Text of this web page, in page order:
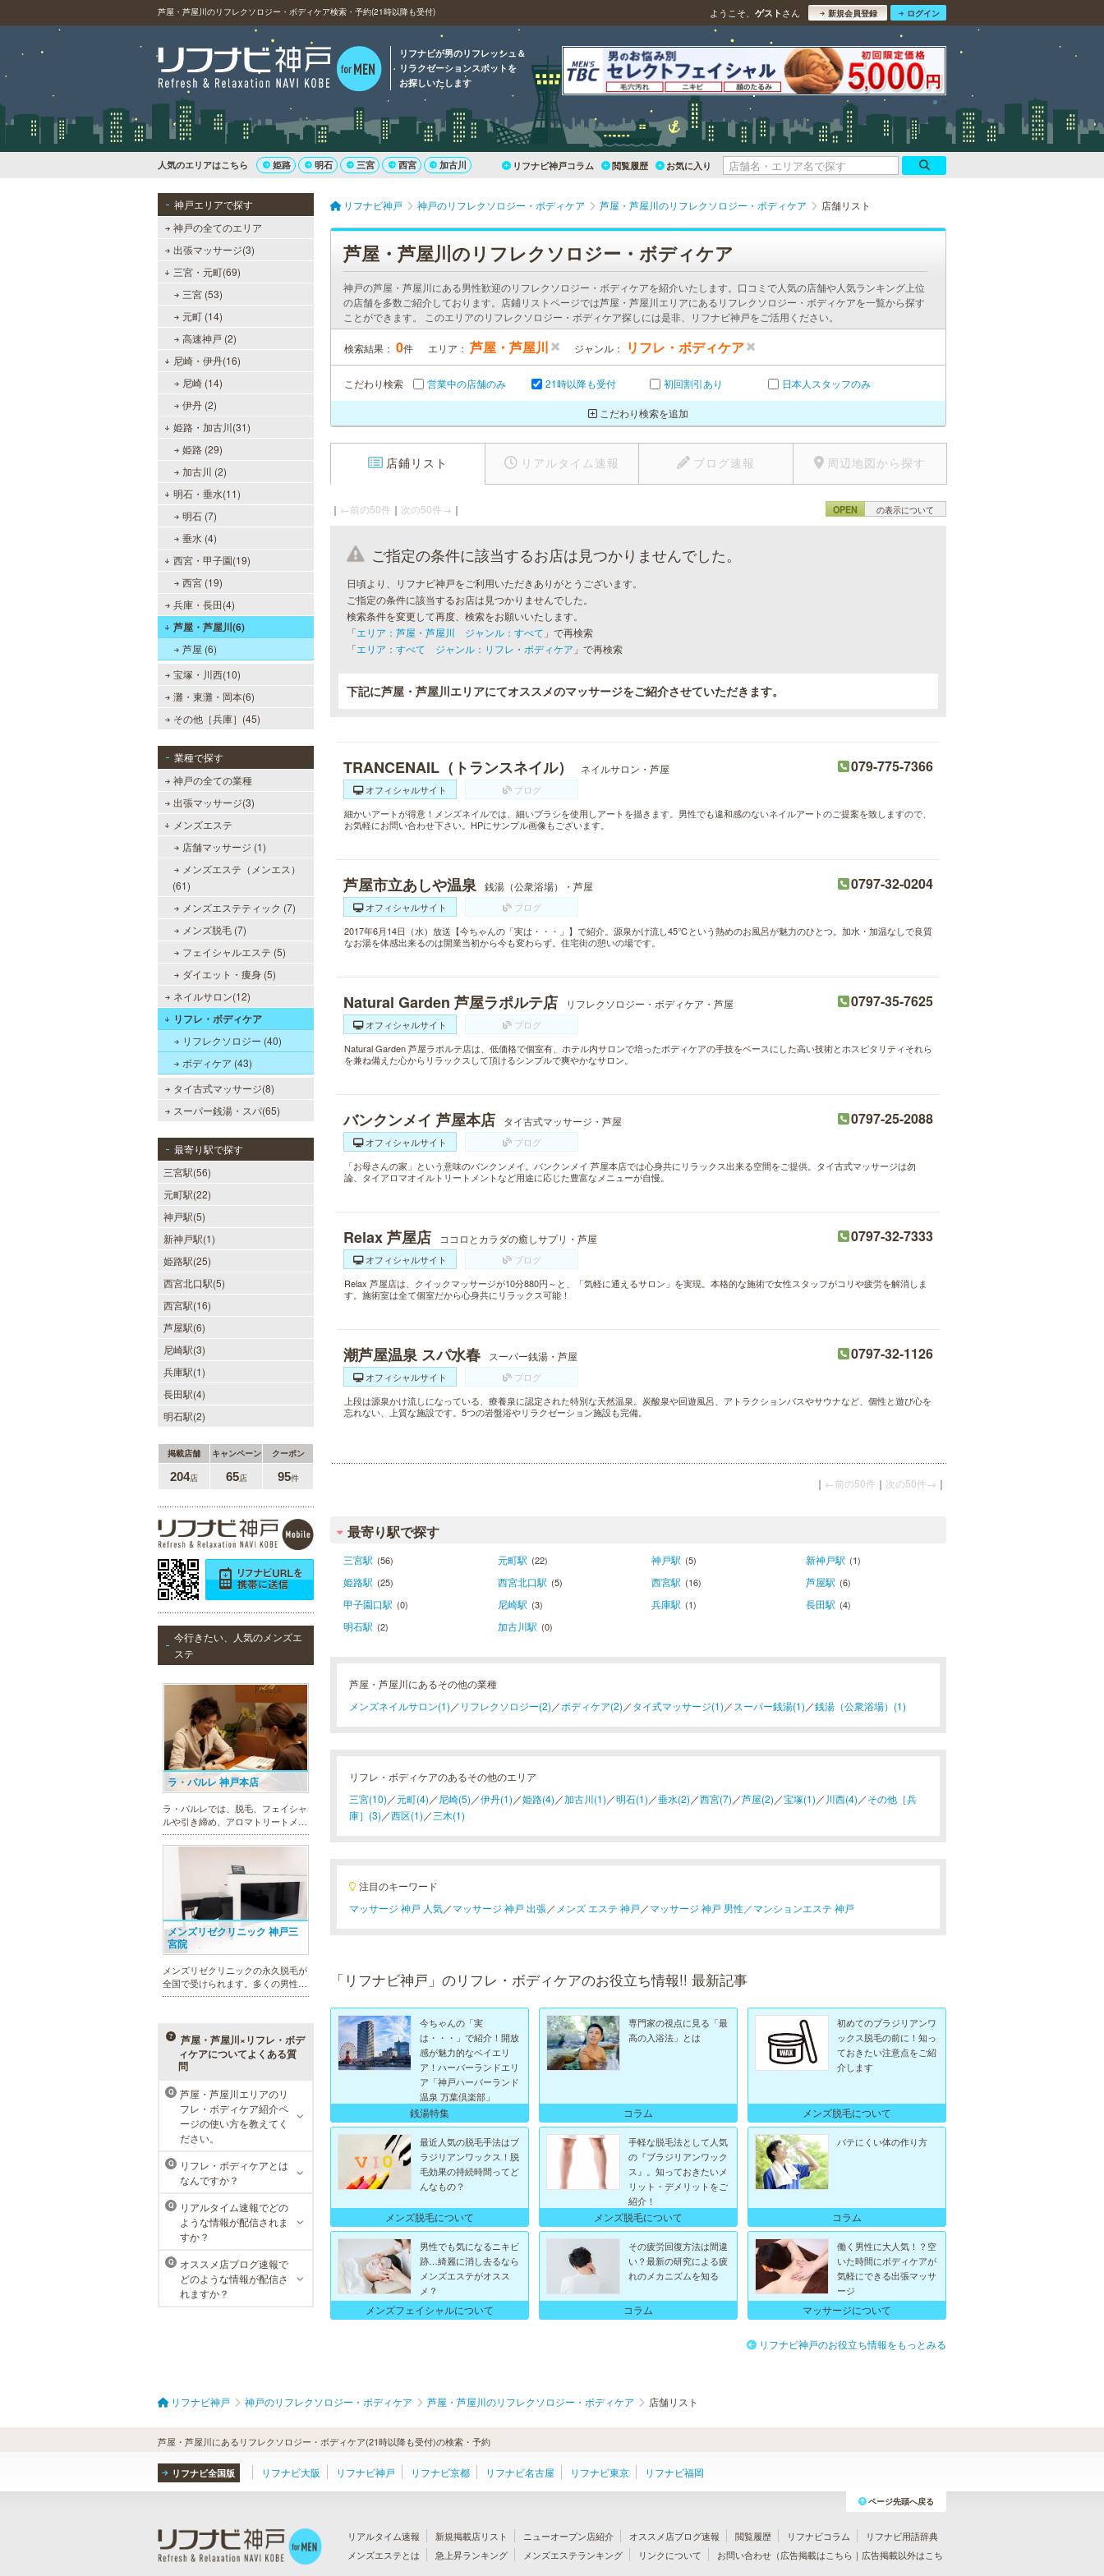
芦屋・芦屋川のリフレクソロジー・ボディケア検索・予約(21時以降も受付) ようこそ、 ゲスト さん 新規会員登録 ログイン
リフナビが男のリフレッシュ＆
リラクゼーションスポットを
お探しいたします
人気のエリアはこちら 姫路 明石 三宮 西宮 加古川 リフナビ神戸コラム 閲覧履歴 お気に入り
神戸エリアで探す
神戸の全てのエリア
出張マッサージ(3)
三宮・元町(69)
三宮 (53)
元町 (14)
高速神戸 (2)
尼崎・伊丹(16)
尼崎 (14)
伊丹 (2)
姫路・加古川(31)
姫路 (29)
加古川 (2)
明石・垂水(11)
明石 (7)
垂水 (4)
西宮・甲子園(19)
西宮 (19)
兵庫・長田(4)
芦屋・芦屋川(6)
芦屋 (6)
宝塚・川西(10)
灘・東灘・岡本(6)
その他［兵庫］(45)
業種で探す
神戸の全ての業種
出張マッサージ(3)
メンズエステ
店舗マッサージ (1)
メンズエステ（メンエス）
(61)
メンズエステティック (7)
メンズ脱毛 (7)
フェイシャルエステ (5)
ダイエット・痩身 (5)
ネイルサロン(12)
リフレ・ボディケア
リフレクソロジー (40)
ボディケア (43)
タイ古式マッサージ(8)
スーパー銭湯・スパ(65)
最寄り駅で探す
三宮駅(56)
元町駅(22)
神戸駅(5)
新神戸駅(1)
姫路駅(25)
西宮北口駅(5)
西宮駅(16)
芦屋駅(6)
尼崎駅(3)
兵庫駅(1)
長田駅(4)
明石駅(2)
掲載店舗 キャンペーン クーポン
204店 65店 95件
今行きたい、人気のメンズエ
ステ
ラ・パルレ 神戸本店
ラ・パルレでは、脱毛、フェイシャ
ルや引き締め、アロマトリートメン
ト、本格的なダイエットコース等、
幅広いメニューでお客様の美を応
回限定体験コースも多数取り揃えて
メンズリゼクリニック 神戸三
宮院
メンズリゼクリニックの永久脱毛が
全国で受けられます。多くの男性患
者様にご支持頂き、新宿1院から始
るクリニックになりました。
MEN’S TBC ミント神戸三宮店
メンズTBCは、ヒゲ脱毛やからだ脱
毛、ボディ引き締め、フェイシャル
等、清潔感を保ちたい方や、お手入
れを楽に済ませたい方を全力でサポ
ート致します。各種体験コースもご
用意し、お待ちしております。
芦屋・芦屋川×リフレ・ボデ
ィケアについてよくある質
問
Q
芦屋・芦屋川エリアのリ
フレ・ボディケア紹介ペ
ージの使い方を教えてく
ださい。
Q
リフレ・ボディケアとは
なんですか？
Q
リアルタイム速報でどの
ような情報が配信されま
すか？
Q
オススメ店ブログ速報で
どのような情報が配信さ
れますか？
リフナビ神戸 神戸のリフレクソロジー・ボディケア 芦屋・芦屋川のリフレクソロジー・ボディケア 店舗リスト
芦屋・芦屋川のリフレクソロジー・ボディケア
神戸の芦屋・芦屋川にある男性歓迎のリフレクソロジー・ボディケアを紹介いたします。口コミで人気の店舗や人気ランキング上位
の店舗を多数ご紹介しております。店鋪リストページでは芦屋・芦屋川エリアにあるリフレクソロジー・ボディケアを一覧から探す
ことができます。 このエリアのリフレクソロジー・ボディケア探しには是非、リフナビ神戸をご活用ください。
検索結果： 0件 エリア： 芦屋・芦屋川 ジャンル： リフレ・ボディケア
こだわり検索 営業中の店舗のみ 21時以降も受付 初回割引あり 日本人スタッフのみ
こだわり検索を追加
店鋪リスト リアルタイム速報 ブログ速報 周辺地図から探す
｜ ←前の50件 ｜ 次の50件→ ｜ OPEN の表示について
ご指定の条件に該当するお店は見つかりませんでした。
日頃より、リフナビ神戸をご利用いただきありがとうございます。
ご指定の条件に該当するお店は見つかりませんでした。
検索条件を変更して再度、検索をお願いいたします。
「エリア：芦屋・芦屋川 ジャンル：すべて 」で再検索
「エリア：すべて ジャンル：リフレ・ボディケア 」で再検索
下記に芦屋・芦屋川エリアにてオススメのマッサージをご紹介させていただきます。
TRANCENAIL（トランスネイル） ネイルサロン・芦屋 079-775-7366
オフィシャルサイト
ブログ
細かいアートが得意！メンズネイルでは、細いブラシを使用しアートを描きます。男性でも違和感のないネイルアートのご提案を致しますので、
お気軽にお問い合わせ下さい。HPにサンプル画像もございます。
芦屋市立あしや温泉 銭湯（公衆浴場）・芦屋 0797-32-0204
オフィシャルサイト
ブログ
2017年6月14日（水）放送【今ちゃんの「実は・・・」】で紹介。源泉かけ流し45℃という熱めのお風呂が魅力のひとつ。加水・加温なしで良質
なお湯を体感出来るのは開業当初から今も変わらず。住宅街の憩いの場です。
Natural Garden 芦屋ラポルテ店 リフレクソロジー・ボディケア・芦屋 0797-35-7625
オフィシャルサイト
ブログ
Natural Garden 芦屋ラポルテ店は、低価格で個室有、ホテル内サロンで培ったボディケアの手技をベースにした高い技術とホスピタリティそれら
を兼ね備えた心からリラックスして頂けるシンプルで爽やかなサロン。
バンクンメイ 芦屋本店 タイ古式マッサージ・芦屋 0797-25-2088
オフィシャルサイト
ブログ
「お母さんの家」という意味のバンクンメイ。バンクンメイ 芦屋本店では心身共にリラックス出来る空間をご提供。タイ古式マッサージは勿
論、タイアロマオイルトリートメントなど用途に応じた豊富なメニューが自慢。
Relax 芦屋店 ココロとカラダの癒しサプリ・芦屋 0797-32-7333
オフィシャルサイト
ブログ
Relax 芦屋店は、クイックマッサージが10分880円～と、「気軽に通えるサロン」を実現。本格的な施術で女性スタッフがコリや疲労を解消しま
す。施術室は全て個室だから心身共にリラックス可能！
潮芦屋温泉 スパ水春 スーパー銭湯・芦屋 0797-32-1126
オフィシャルサイト
ブログ
上段は源泉かけ流しになっている、療養泉に認定された特別な天然温泉。炭酸泉や回遊風呂、アトラクションバスやサウナなど、個性と遊び心を
忘れない、上質な施設です。5つの岩盤浴やリラクゼーション施設も完備。
｜ ←前の50件 ｜ 次の50件→ ｜
最寄り駅で探す
三宮駅 (56) 元町駅 (22) 神戸駅 (5) 新神戸駅 (1)
姫路駅 (25) 西宮北口駅 (5) 西宮駅 (16) 芦屋駅 (6)
甲子園口駅 (0) 尼崎駅 (3) 兵庫駅 (1) 長田駅 (4)
明石駅 (2) 加古川駅 (0)
芦屋・芦屋川にあるその他の業種
メンズネイルサロン(1) ／ リフレクソロジー(2) ／ボディケア(2) ／タイ式マッサージ(1) ／ スーパー銭湯(1) ／銭湯（公衆浴場）(1)
リフレ・ボディケアのあるその他のエリア
三宮(10) ／元町(4) ／ 尼崎(5) ／伊丹(1) ／姫路(4) ／加古川(1) ／明石(1) ／垂水(2) ／西宮(7) ／芦屋(2) ／宝塚(1) ／ 川西(4) ／その他［兵
庫］(3) ／西区(1) ／三木(1)
注目のキーワード
マッサージ 神戸 人気／マッサージ 神戸 出張／ メンズ エステ 神戸／マッサージ 神戸 男性／マンションエステ 神戸
「リフナビ神戸」のリフレ・ボディケアのお役立ち情報!! 最新記事
今ちゃんの「実
は・・・」で紹介！開放
感が魅力的なベイエリ
ア！ハーバーランドエリ
ア「神戸ハーバーランド
温泉 万葉倶楽部」
銭湯特集
専門家の視点に見る「最
高の入浴法」とは
コラム
初めてのブラジリアンワ
ックス脱毛の前に！知っ
ておきたい注意点をご紹
介します
メンズ脱毛について
最近人気の脱毛手法はブ
ラジリアンワックス！脱
毛効果の持続時間ってど
んなもの？
メンズ脱毛について
手軽な脱毛法として人気
の『ブラジリアンワック
ス』。知っておきたいメ
リット・デメリットをご
紹介！
メンズ脱毛について
バテにくい体の作り方
コラム
男性でも気になるニキビ
跡…綺麗に消し去るなら
メンズエステがオスス
メ？
メンズフェイシャルについて
その疲労回復方法は間違
い？最新の研究による疲
れのメカニズムを知る
コラム
働く男性に大人気！？空
いた時間にボディケアが
気軽にできる出張マッサ
ージ
マッサージについて
リフナビ神戸のお役立ち情報をもっとみる
リフナビ神戸 神戸のリフレクソロジー・ボディケア 芦屋・芦屋川のリフレクソロジー・ボディケア 店舗リスト
芦屋・芦屋川にあるリフレクソロジー・ボディケア(21時以降も受付)の検索・予約
リフナビ全国版 リフナビ大阪 リフナビ神戸 リフナビ京都 リフナビ名古屋 リフナビ東京 リフナビ福岡
ページ先頭へ戻る
リアルタイム速報 新規掲載店リスト ニューオープン店紹介 オススメ店ブログ速報 閲覧履歴 リフナビコラム
リフナビ用語辞典
メンズエステとは
急上昇ランキング メンズエステランキング リンクについて お問い合わせ（広告掲載はこちら ｜ 広告掲載以外はこち